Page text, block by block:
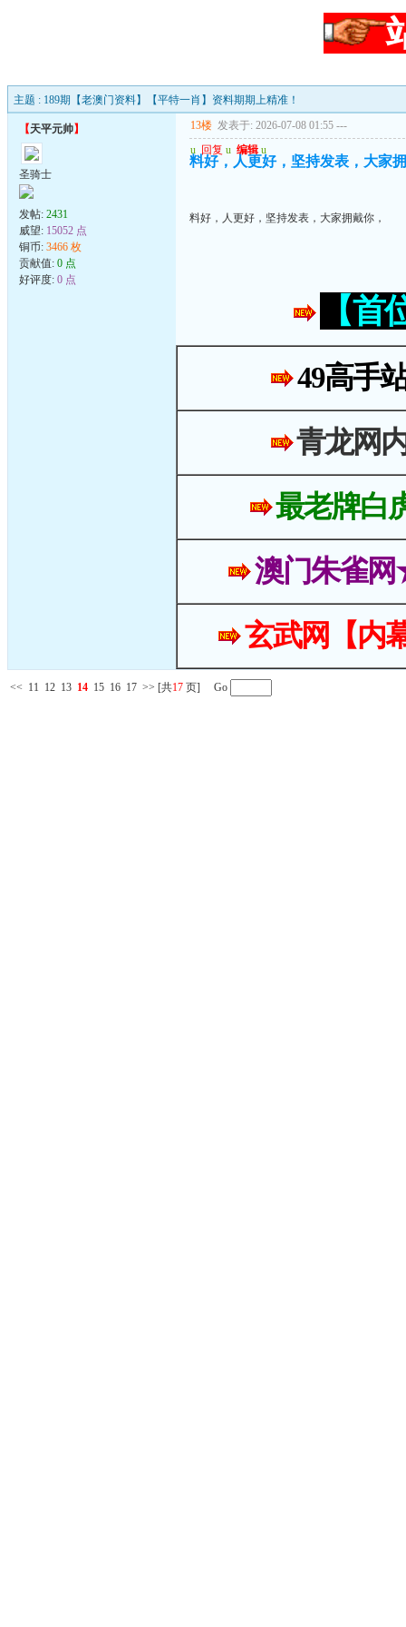
主题 : 189期【老澳门资料】【平特一肖】资料期期上精准！
【天平元帅】
圣骑士
发帖: 2431
威望: 15052 点
铜币: 3466 枚
贡献值: 0 点
好评度: 0 点
13楼 发表于: 2026-07-08 01:55 ---
u 回复 u 编辑 u
料好，人更好，坚持发表，大家
料好，人更好，坚持发表，大家拥戴你，
【
49高手
青龙网
最老牌白
澳门朱雀
玄武网【内
<< 11 12 13 14 15 16 17 >> [共17 页] Go